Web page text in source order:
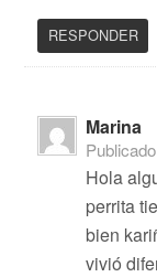
RESPONDER
Marina
Publicado
Hola
perrita
bien
vivió